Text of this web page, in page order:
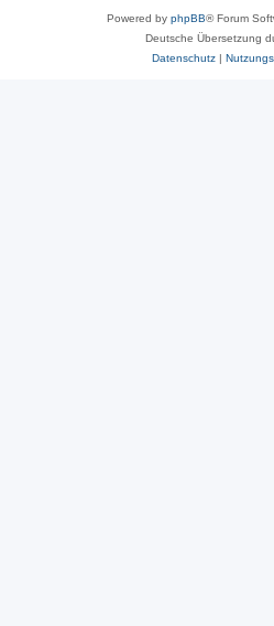
Powered by phpBB® Forum
Deutsche Übersetzung
Datenschutz|